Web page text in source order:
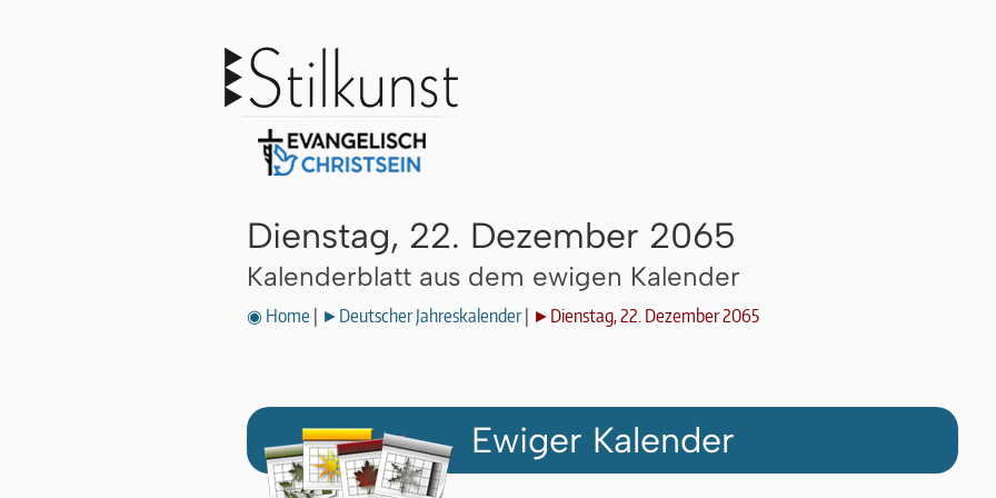
Dienstag, 22. Dezember 2065
Kalenderblatt aus dem ewigen Kalender
◉ Home ►Deutscher Jahreskalender| ►Dienstag, 22. Dezember 2065
Ewiger Kalender